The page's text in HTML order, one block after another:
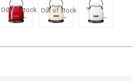
Out of stock Out of stock